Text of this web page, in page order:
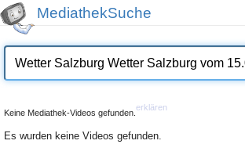
MediathekSuche
Keine Mediathek-Videos gefunden.
erklären
Es wurden keine Videos gefunden.